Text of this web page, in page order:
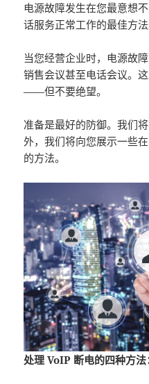
电源故障发生在您最意想
话服务正常工作的最佳方
当您经营企业时，电源故
销售会议甚至电话会议。
——但不要绝望。
准备是最好的防御。我们
外，我们将向您展示一些
的方法。
处理 VoIP 断电的四种方法